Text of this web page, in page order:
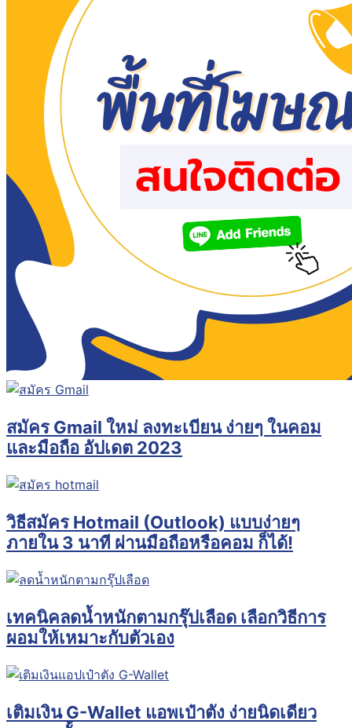
สมัคร Gmail ใหม่ ลงทะเบียน ง่ายๆ ในคอม
และมือถือ อัปเดต 2023
วิธีสมัคร Hotmail (Outlook) แบบง่ายๆ
ภายใน 3 นาที ผ่านมือถือหรือคอม ก็ได้!
เทคนิคลดน้ำหนักตามกรุ๊ปเลือด เลือกวิธีการ
ผอมให้เหมาะกับตัวเอง
เติมเงิน G-Wallet แอพเป๋าตัง ง่ายนิดเดียว